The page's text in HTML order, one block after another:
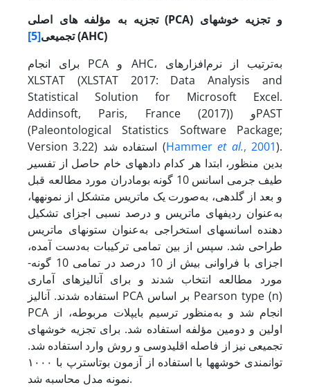
تجزیه به مؤلفه های اصلی (PCA) و تجزیه خوشه­ای
تجمیعی[5] (AHC)
برای انجام PCA و AHC، به‌ترتیب از نرم‌افزارهای
XLSTAT (XLSTAT 2017: Data Analysis and
Statistical Solution for Microsoft Excel.
Addinsoft, Paris, France (2017)) وPAST
(Paleontological Statistics Software Package;
Version 3.22) استفاده شد (Hammeret al., 2001).
بدین منظور، ابتدا هر کدام داده­های خام حاصل از تفسیر
طیف جرمی اسانس 10 گونه بومادران مورد مطالعه قبل
و بعد از گلدهی، به‌صورت یک ماتریس متشکل از نمونه­ها،
به‌عنوان ردیف­های ماتریس و درصد نسبی اجزای تشکیل
دهنده اسانس­های استخراجی به‌عنوان ستون­های ماتریس
طراحی شد. سپس از بین تمامی ترکیبات به‌دست آمده،
اجزای با فراوانی بیش از 10 درصد در تمامی 10 گونه­
مورد مطالعه انتخاب شدند و برای آنالیزهای آماری
استفاده شدند. آنالیز PCA بر اساس Pearson type (n)
PCA انجام شد و به‌منظور ترسیم بای­پلات مربوطه، از
اولین و دومین مؤلفه استفاده شد. برای تجزیه خوشه­ای
تجمیعی نیز از فاصله اقلیدوسی و روش وارد استفاده شد.
توانمندی خوشه­ها با استفاده از آزمون بوت­استرپ با ١٠٠٠
نمونه مدل محاسبه شد.